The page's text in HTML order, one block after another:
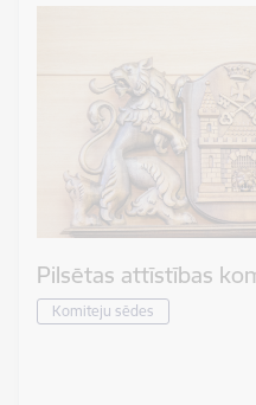
Pilsētas attīstības
Komiteju sēdes